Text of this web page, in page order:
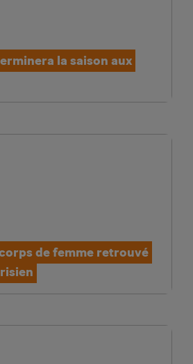
la saison aux
de femme retrouvé